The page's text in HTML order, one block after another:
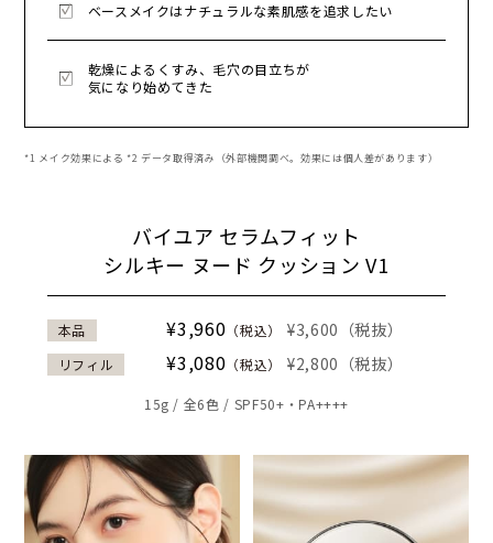
ベースメイクはナチュラルな素肌感を追求したい
乾燥によるくすみ、毛穴の目立ちが
気になり始めてきた
*1 メイク効果による *2 データ取得済み（外部機関調べ。効果には個人差があります）
バイユア セラムフィット
シルキー ヌード クッション V1
本品 ¥3,960 （税込） ¥3,600（税抜）
リフィル ¥3,080 （税込） ¥2,800（税抜）
15g / 全6色 / SPF50+・PA++++